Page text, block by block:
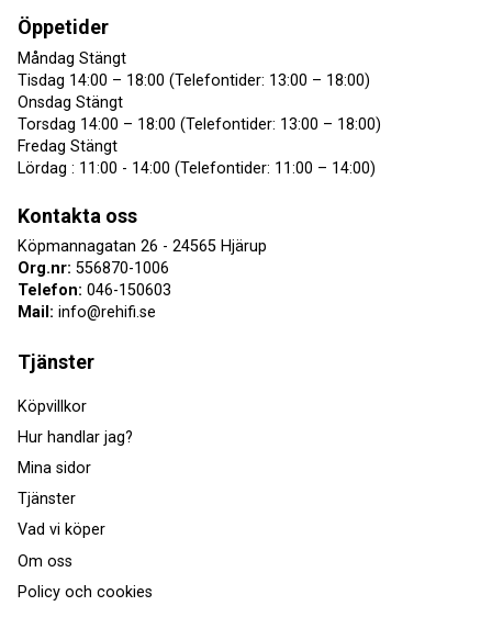
Öppetider
Måndag Stängt
Tisdag 14:00 – 18:00 (Telefontider: 13:00 – 18:00)
Onsdag Stängt
Torsdag 14:00 – 18:00 (Telefontider: 13:00 – 18:00)
Fredag Stängt
Lördag : 11:00 - 14:00 (Telefontider: 11:00 – 14:00)
Kontakta oss
Köpmannagatan 26 - 24565 Hjärup
Org.nr: 556870-1006
Telefon: 046-150603
Mail: info@rehifi.se
Tjänster
Köpvillkor
Hur handlar jag?
Mina sidor
Tjänster
Vad vi köper
Om oss
Policy och cookies